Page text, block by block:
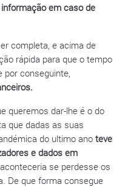
em caso de
completa, e acima de
rápida para que o tempo
por conseguinte,
queremos dar-lhe é o do
que dadas as suas
do ultimo anoteve
e dados em
se perdesse os
De que forma consegue